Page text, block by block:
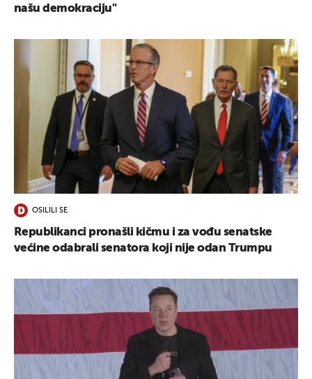
našu demokraciju"
OSILILI SE
Republikanci pronašli kičmu i za vođu senatske
većine odabrali senatora koji nije odan Trumpu